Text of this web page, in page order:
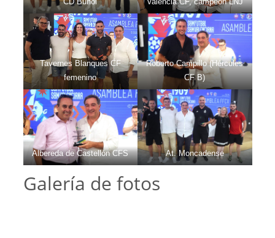
Tavernes Blanques CF
femenino
Roberto Campillo (Hércules
CF B)
Albereda de Castellón CFS At. Moncadense
Galería de fotos